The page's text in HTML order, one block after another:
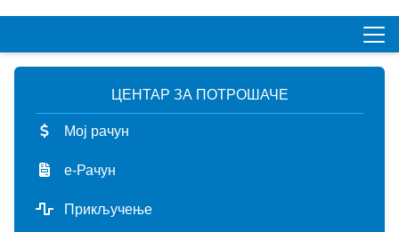
ПОЧЕТНА
О НАМА
лична карта
КОРИСНИЦИ
ЦЕНТАР ЗА ПОТРОШАЧЕ
Мој рачун
е-Рачун
Прикључење